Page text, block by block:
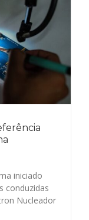
iniciado
conduzidas
Nucleador